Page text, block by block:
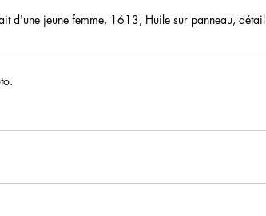
d'une jeune femme, 1613, Huile sur panneau, détail